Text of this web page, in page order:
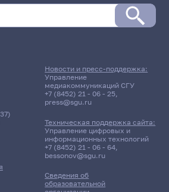
Сведения об
образовательной
Новости и пресс-поддержка:
Управление
медиакоммуникаций СГУ
+7 (8452) 21 - 06 - 25,
press@sgu.ru
Техническая поддержка сайта:
Управление цифровых и
информационных технологий
+7 (8452) 21 - 06 - 64,
bessonov@sgu.ru